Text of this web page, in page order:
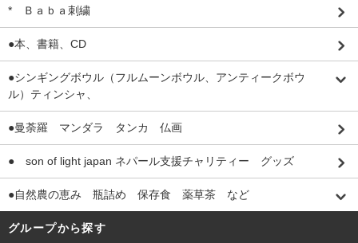
* Ｂａｂａ刺繍
●本、書籍、CD
●シンギングボウル（フルムーンボウル、アンティークボウ
ル）ティンシャ、
●曼荼羅 マンダラ タンカ 仏画
● son of light japan ネパール支援チャリティー グッズ
●自然農の恵み 瓶詰め 保存食 薬草茶 など
グループから探す